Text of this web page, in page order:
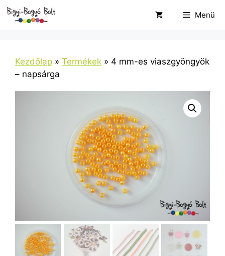
Kilépés
Menü
Kezdőlap » Termékek » 4 mm-es viaszgyöngyök
– napsárga